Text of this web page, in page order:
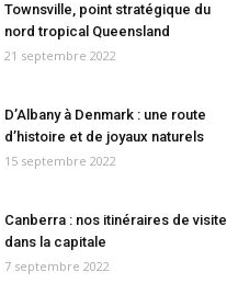
Townsville, point stratégique du
nord tropical Queensland
21 septembre 2022
D’Albany à Denmark : une route
d’histoire et de joyaux naturels
15 septembre 2022
Canberra : nos itinéraires de visite
dans la capitale
7 septembre 2022